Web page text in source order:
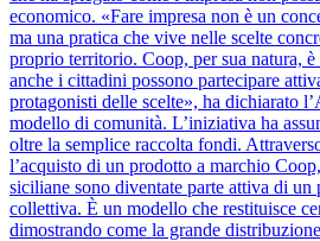
economico. «Fare impresa non è un
ma una pratica che vive nelle scelte
proprio territorio. Coop, per sua natura,
anche i cittadini possono partecipare
protagonisti delle scelte», ha dichiarato
modello di comunità. L’iniziativa ha
oltre la semplice raccolta fondi.
l’acquisto di un prodotto a marchio
siciliane sono diventate parte attiva di
collettiva. È un modello che restituisce
dimostrando come la grande